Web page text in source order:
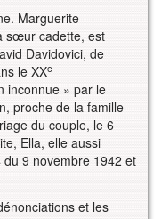
Marguerite
sœur cadette, est
Davidovici, de
le XXe
inconnue » par le
proche de la famille
du couple, le 6
Ella, elle aussi
9 novembre 1942 et
et les